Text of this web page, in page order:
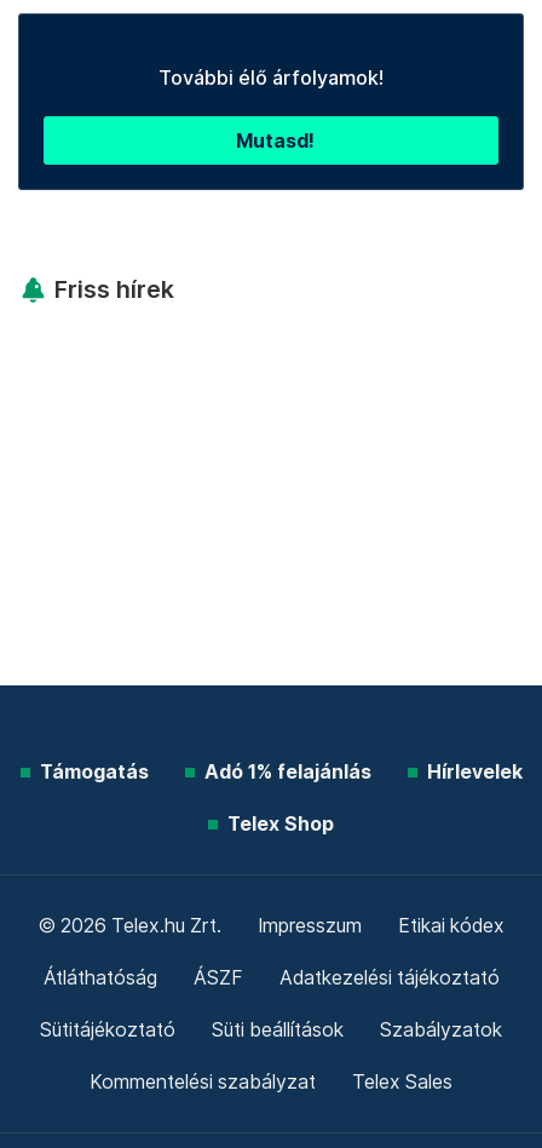
További élő árfolyamok!
Mutasd!
Friss hírek
Támogatás Adó 1% felajánlás Hírlevelek
Telex Shop
© 2026 Telex.hu Zrt. Impresszum Etikai kódex
Átláthatóság ÁSZF Adatkezelési tájékoztató
Sütitájékoztató Süti beállítások Szabályzatok
Kommentelési szabályzat Telex Sales